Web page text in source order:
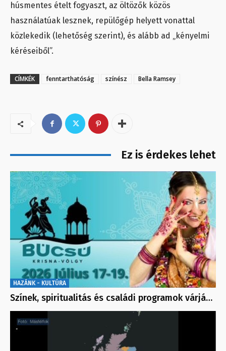
húsmentes ételt fogyaszt, az öltözők közös
használatúak lesznek, repülőgép helyett vonattal
közlekedik (lehetőség szerint), és alább ad „kényelmi
kéréseiből”.
CÍMKÉK fenntarthatóság színész Bella Ramsey
Ez is érdekes lehet
HAZÁNK - KULTÚRA
Színek, spiritualitás és családi programok várjá…